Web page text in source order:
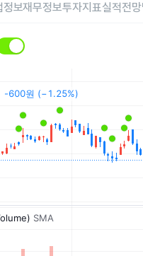
정보재무정보투자지표실적전망